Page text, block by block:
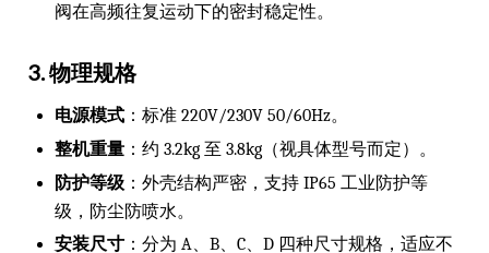
阀在高频往复运动下的密封稳定性。
3. 物理规格
电源模式 ：标准 220V/230V 50/60Hz。
整机重量 ：约 3.2kg 至 3.8kg（视具体型号而定）。
防护等级 ：外壳结构严密，支持 IP65 工业防护等
级，防尘防喷水。
安装尺寸 ：分为 A、B、C、D 四种尺寸规格，适应不